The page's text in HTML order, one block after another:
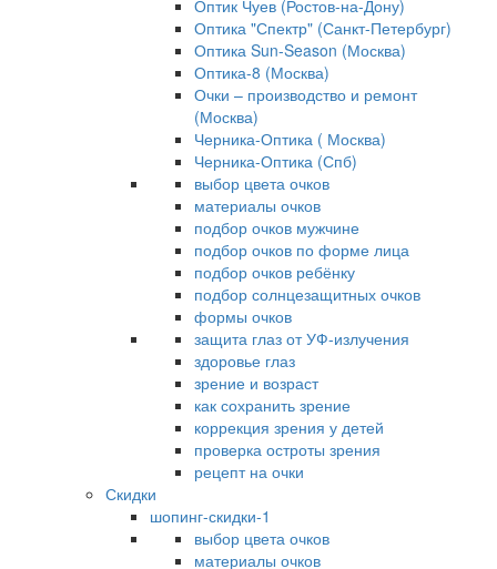
Оптик Чуев (Ростов-на-Дону)
Оптика "Спектр" (Санкт-Петербург)
Оптика Sun-Season (Москва)
Оптика-8 (Москва)
Очки – производство и ремонт
(Москва)
Черника-Оптика ( Москва)
Черника-Оптика (Спб)
выбор цвета очков
материалы очков
подбор очков мужчине
подбор очков по форме лица
подбор очков ребёнку
подбор солнцезащитных очков
формы очков
защита глаз от УФ-излучения
здоровье глаз
зрение и возраст
как сохранить зрение
коррекция зрения у детей
проверка остроты зрения
рецепт на очки
Скидки
шопинг-скидки-1
выбор цвета очков
материалы очков